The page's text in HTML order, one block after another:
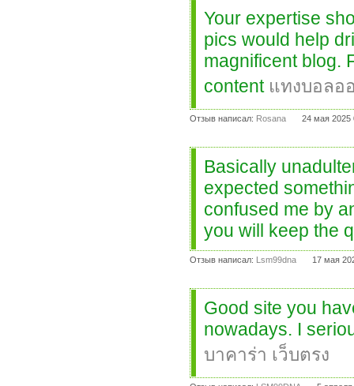
Your expertise
pics would help
magnificent blog.
content แทงบอลอ
Отзыв написал: Rosana 24 мая 2025
Basically
expected
confused me by
you will keep the
Отзыв написал: Lsm99dna 17 мая
Good site you
nowadays. I
บาคาร่า เว็บตรง